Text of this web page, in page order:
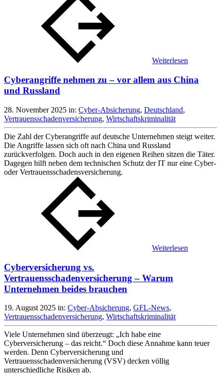
Weiterlesen
Cyberangriffe nehmen zu – vor allem aus China
und Russland
28. November 2025 in: Cyber-Absicherung, Deutschland,
Vertrauensschadenversicherung, Wirtschaftskriminalität
Die Zahl der Cyberangriffe auf deutsche Unternehmen steigt weiter.
Die Angriffe lassen sich oft nach China und Russland
zurückverfolgen. Doch auch in den eigenen Reihen sitzen die Täter.
Dagegen hilft neben dem technischen Schutz der IT nur eine Cyber-
oder Vertrauensschadensversicherung.
Weiterlesen
Cyberversicherung vs.
Vertrauensschadenversicherung – Warum
Unternehmen beides brauchen
19. August 2025 in: Cyber-Absicherung, GFL-News,
Vertrauensschadenversicherung, Wirtschaftskriminalität
Viele Unternehmen sind überzeugt: „Ich habe eine
Cyberversicherung – das reicht.“ Doch diese Annahme kann teuer
werden. Denn Cyberversicherung und
Vertrauensschadenversicherung (VSV) decken völlig
unterschiedliche Risiken ab.